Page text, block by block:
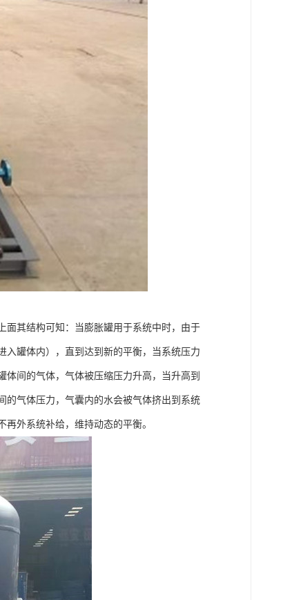
面其结构可知：当膨胀罐用于系统中时，由于
入罐体内），直到达到新的平衡，当系统压力
间的气体，气体被压缩压力升高，当升高到
的气体压力，气囊内的水会被气体挤出到系统
外系统补给，维持动态的平衡。